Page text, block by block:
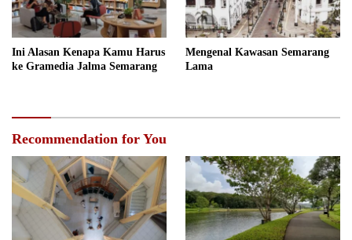
Ini Alasan Kenapa Kamu Harus
ke Gramedia Jalma Semarang
Mengenal Kawasan Semarang
Lama
Recommendation for You